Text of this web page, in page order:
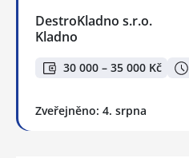
DestroKladno s.r.o.
Kladno
30 000 – 35 000 Kč
Zveřejněno: 4. srpna